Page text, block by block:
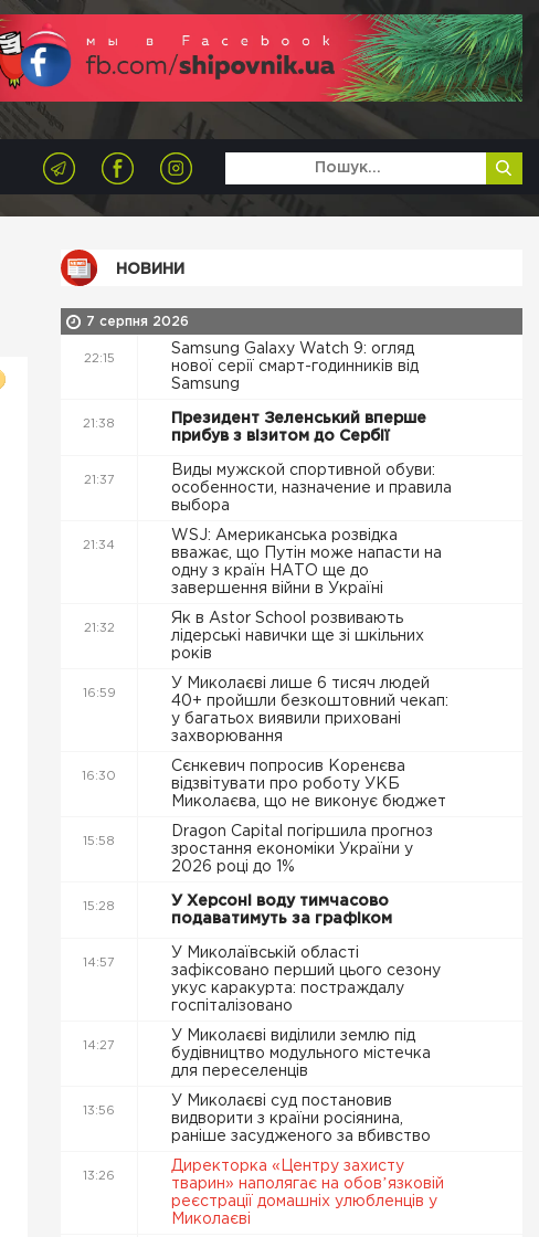
НОВИНИ
7 серпня 2026
22:15
Samsung Galaxy Watch 9: огляд
нової серії смарт-годинників від
Samsung
21:38
Президент Зеленський вперше
прибув з візитом до Сербії
21:37
Виды мужской спортивной обуви:
особенности, назначение и правила
выбора
21:34
WSJ: Американська розвідка
вважає, що Путін може напасти на
одну з країн НАТО ще до
завершення війни в Україні
21:32
Як в Astor School розвивають
лідерські навички ще зі шкільних
років
16:59
У Миколаєві лише 6 тисяч людей
40+ пройшли безкоштовний чекап:
у багатьох виявили приховані
захворювання
16:30
Сєнкевич попросив Коренєва
відзвітувати про роботу УКБ
Миколаєва, що не виконує бюджет
15:58
Dragon Capital погіршила прогноз
зростання економіки України у
2026 році до 1%
15:28
У Херсоні воду тимчасово
подаватимуть за графіком
14:57
У Миколаївській області
зафіксовано перший цього сезону
укус каракурта: постраждалу
госпіталізовано
14:27
У Миколаєві виділили землю під
будівництво модульного містечка
для переселенців
13:56
У Миколаєві суд постановив
видворити з країни росіянина,
раніше засудженого за вбивство
13:26
Директорка «Центру захисту
тварин» наполягає на обовʼязковій
реєстрації домашніх улюбленців у
Миколаєві